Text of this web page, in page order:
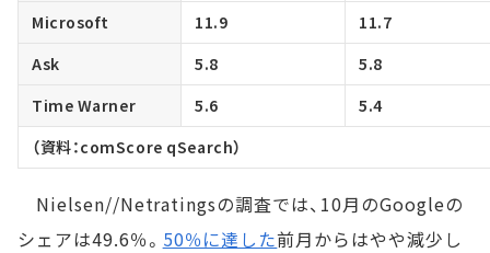
Microsoft
11.9
11.7
Ask
5.8
5.8
Time Warner
5.6
5.4
（資料：comScore qSearch）
Nielsen//Netratingsの調査では、10月のGoogleの
シェアは49.6％。 50％に達した前月からはやや減少し